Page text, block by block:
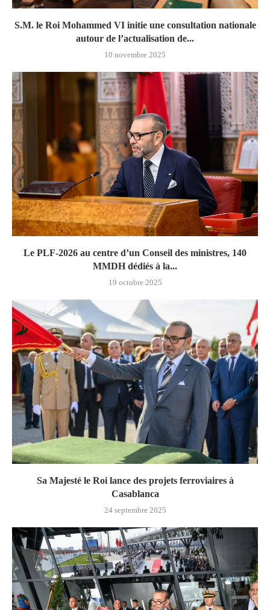
S.M. le Roi Mohammed VI initie une consultation nationale
autour de l’actualisation de...
10 novembre 2025
Le PLF-2026 au centre d’un Conseil des ministres, 140
MMDH dédiés à la...
19 octobre 2025
Sa Majesté le Roi lance des projets ferroviaires à
Casablanca
24 septembre 2025